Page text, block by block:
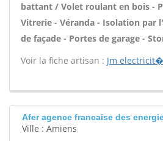
battant / Volet roulant en bois -
Vitrerie - Véranda - Isolation par
de façade - Portes de garage -
Voir la fiche artisan : Jm electricit�
Afer agence francaise des
Ville : Amiens